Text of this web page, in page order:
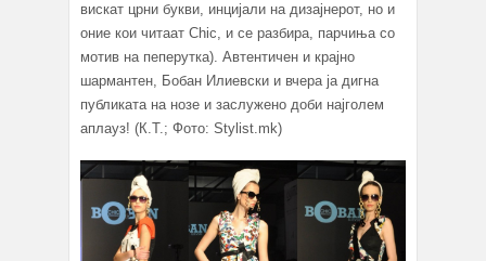
вискат црни букви, инцијали на дизајнерот, но и
оние кои читаат Chic, и се разбира, парчиња со
мотив на пеперутка). Автентичен и крајно
шармантен, Бобан Илиевски и вчера ја дигна
публиката на нозе и заслужено доби најголем
аплауз! (К.Т.; Фото: Stylist.mk)